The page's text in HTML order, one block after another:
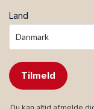
Land
Tilmeld